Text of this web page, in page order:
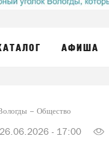
АФИША
Общество
26.06.2026 - 17:00